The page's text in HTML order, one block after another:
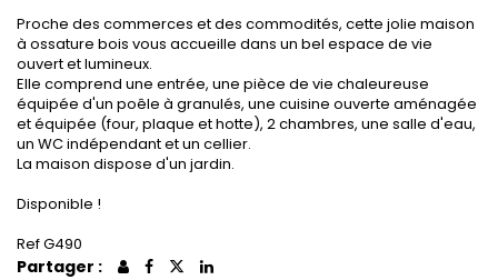
Proche des commerces et des commodités, cette jolie maison
à ossature bois vous accueille dans un bel espace de vie
ouvert et lumineux.
Elle comprend une entrée, une pièce de vie chaleureuse
équipée d'un poêle à granulés, une cuisine ouverte aménagée
et équipée (four, plaque et hotte), 2 chambres, une salle d'eau,
un WC indépendant et un cellier.
La maison dispose d'un jardin.
Disponible !
Ref G490
Partager :